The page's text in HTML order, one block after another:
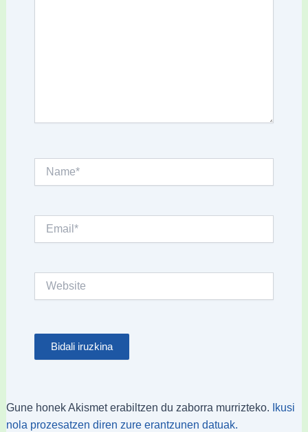
Name*
Gune honek Akismet erabiltzen du zaborra murrizteko.
Ikusi
nola prozesatzen diren zure erantzunen datuak.